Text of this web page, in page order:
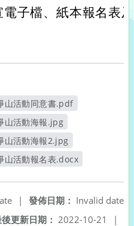
子檔、紙本報名表
山活動同意書.pdf
視窗
山活動海報.jpg
窗
山活動海報2.jpg
視窗
山活動報名表.docx
發佈日期： Invalid date
|
更新日期： 2022-10-21 |